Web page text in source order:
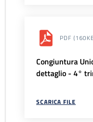
PDF
Congiuntura
dettaglio - 4°
SCARICA FILE